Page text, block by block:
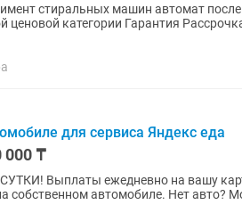
стиральных машин автомат
для сервиса Яндекс еда
000 ₸
Выплаты ежедневно на вашу
собственном автомобиле. Нет авто?